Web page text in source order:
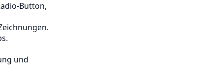
Button,
und